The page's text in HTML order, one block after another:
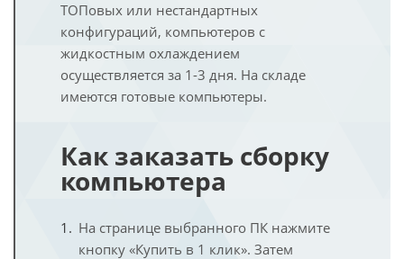
ТОПовых или нестандартных
конфигураций, компьютеров с
жидкостным охлаждением
осуществляется за 1-3 дня. На складе
имеются готовые компьютеры.
Как заказать сборку
компьютера
На странице выбранного ПК нажмите
кнопку «Купить в 1 клик». Затем